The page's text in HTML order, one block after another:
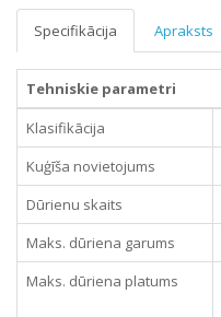
Specifikācija Apraksts
Tehniskie parametri
Klasifikācija
Kuģīša novietojums
Dūrienu skaits
Maks. dūriena garums
Maks. dūriena platums